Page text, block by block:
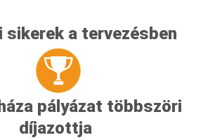
sikerek a tervezésben
pályázat többszöri
díjazottja